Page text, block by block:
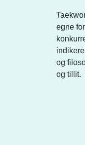
egne
og
og tillit.